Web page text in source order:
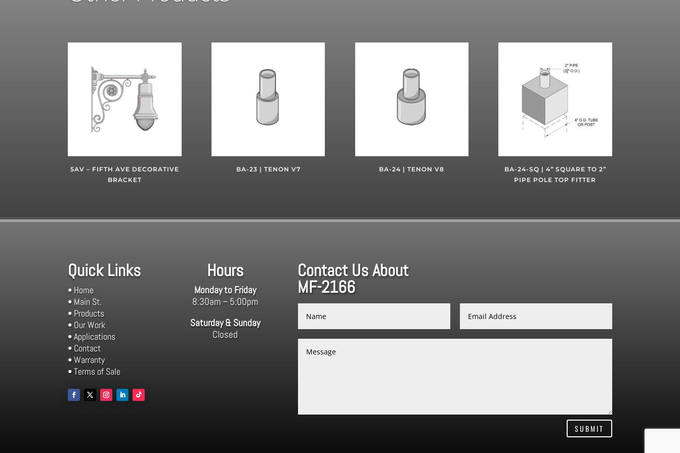
5AV – FIFTH AVE DECORATIVE
BRACKET
BA-23 | TENON V7 BA-24 | TENON V8
BA-24-SQ | 4” SQUARE TO 2”
PIPE POLE TOP FITTER
Quick Links
• Home
• Main St.
• Products
• Our Work
• Applications
• Contact
• Warranty
• Terms of Sale
Hours
Monday to Friday
8:30am – 5:00pm
Saturday & Sunday
Closed
Contact Us About
MF-2166
SUBMIT